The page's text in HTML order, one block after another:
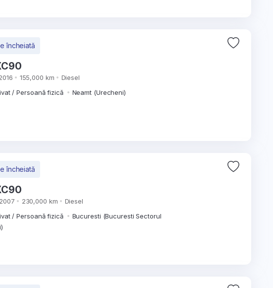
încheiată
155,000 km
Diesel
/ Persoană fizică
Neamt (Urecheni)
încheiată
2007 230,000 km
Diesel
/ Persoană fizică
Bucuresti (Bucuresti Sectorul